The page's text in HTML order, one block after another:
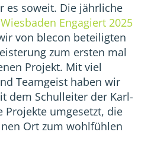
es soweit. Die jährliche
Wiesbaden Engagiert 2025
von blecon beteiligten
zum ersten mal
Projekt. Mit viel
Teamgeist haben wir
dem Schulleiter der Karl-
Projekte umgesetzt, die
Ort zum wohlfühlen